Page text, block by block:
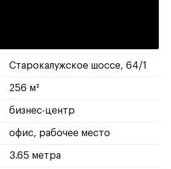
Старокалужское шоссе, 64/1
256 м²
бизнес-центр
офис рабочее место
3.65 метра